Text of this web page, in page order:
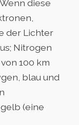
diese
der Lichter
Nitrogen
100 km
blau und
(eine